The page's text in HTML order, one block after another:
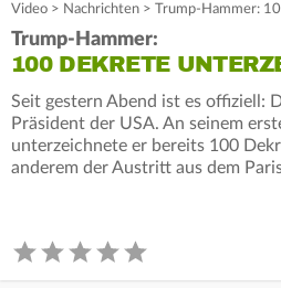
Video > Nachrichten > Trump-Hammer:
Trump-Hammer:
100 DEKRETE
Seit gestern Abend ist es offiziell:
Präsident der USA. An seinem
unterzeichnete er bereits 100
anderem der Austritt aus dem